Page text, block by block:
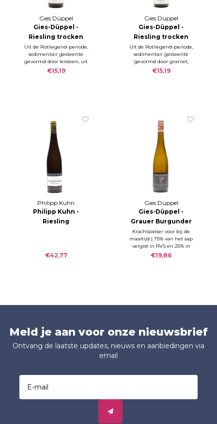
Gies Düppel
Gies-Düppel -
Riesling trocken
SCHIEFER 2023
Uit de Rotliegend-periode,
sedimentair gesteente
gevormd door leisteen, uit
de Birkweiler
Kastanienbusch. De
€15,19
Gies Düppel
Gies-Düppel -
Riesling trocken
GRANIT 2022
Uit de Rotliegend-periode,
sedimentair gesteente
gevormd door graniet,
door de Ranschbacher
Seligmacher. Een
€15,19
Philipp Kuhn
Philipp Kuhn -
Riesling
€42,77
Gies Düppel
Gies-Düppel -
Grauer Burgunder
Birkweiler
Mandelberg 2020
Krachtpatser voor bij de
maaltijd | 75% van het sap
vergist in RVS en 25% in
houten vaten (dit deel
€19,86
Meld je aan voor onze nieuwsbrief
Ontvang de laatste updates, nieuws en aanbiedingen via
email